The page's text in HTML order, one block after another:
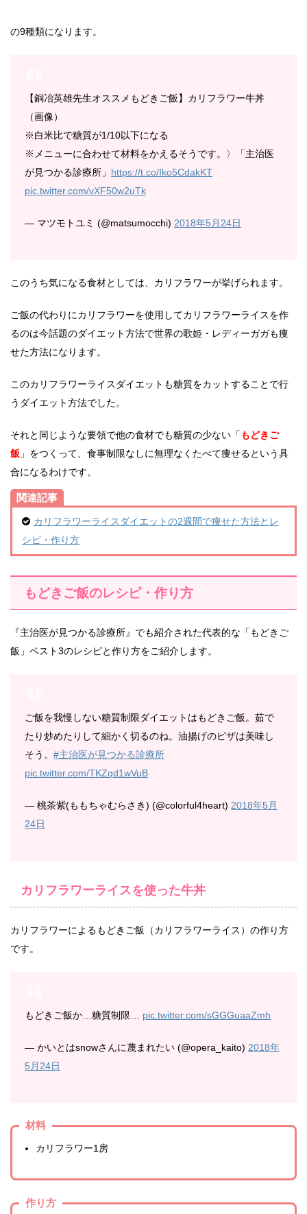
の9種類になります。
【銅冶英雄先生オススメもどきご飯】カリフラワー牛丼
（画像）
※白米比で糖質が1/10以下になる
※メニューに合わせて材料をかえるそうです。〉「主治医
が見つかる診療所」 https://t.co/Iko5CdakKT
pic.twitter.com/vXF50w2uTk
— マツモトユミ (@matsumocchi) 2018年5月24日
このうち気になる食材としては、カリフラワーが挙げられます。
ご飯の代わりにカリフラワーを使用してカリフラワーライスを作
るのは今話題のダイエット方法で世界の歌姫・レディーガガも痩
せた方法になります。
このカリフラワーライスダイエットも糖質をカットすることで行
うダイエット方法でした。
それと同じような要領で他の食材でも糖質の少ない「 もどきご
飯 」をつくって、食事制限なしに無理なくたべて痩せるという具
合になるわけです。
関連記事
カリフラワーライスダイエットの2週間で痩せた方法とレ
シピ・作り方
もどきご飯のレシピ・作り方
『主治医が見つかる診療所』でも紹介された代表的な「もどきご
飯」ベスト3のレシピと作り方をご紹介します。
ご飯を我慢しない糖質制限ダイエットはもどきご飯。茹で
たり炒めたりして細かく切るのね。油揚げのピザは美味し
そう。 #主治医が見つかる診療所
pic.twitter.com/TKZqd1wVuB
— 桃茶紫(ももちゃむらさき) (@colorful4heart) 2018年5月
24日
カリフラワーライスを使った牛丼
カリフラワーによるもどきご飯（カリフラワーライス）の作り方
です。
もどきご飯か…糖質制限… pic.twitter.com/sGGGuaaZmh
— かいとはsnowさんに蔑まれたい (@opera_kaito) 2018年
5月24日
材料
カリフラワー1房
作り方